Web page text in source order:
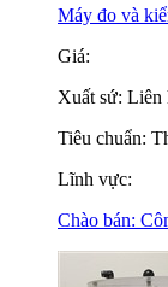
Máy đo và
Giá:
Xuất sứ: Liên
Tiêu chuẩn:
Lĩnh vực:
Chào bán: